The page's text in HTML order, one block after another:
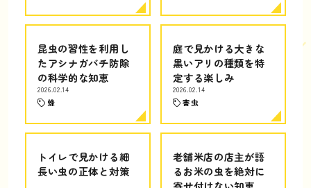
昆虫の習性を利用し
たアシナガバチ防除
の科学的な知恵
2026.02.14
蜂
庭で見かける大きな
黒いアリの種類を特
定する楽しみ
2026.02.14
害虫
トイレで見かける細
長い虫の正体と対策
老舗米店の店主が語
るお米の虫を絶対に